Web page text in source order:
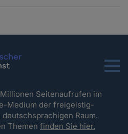
Menu
Seitenaufrufen im
Medium der freigeistig-
Raum.
Themenfinden Sie hier.